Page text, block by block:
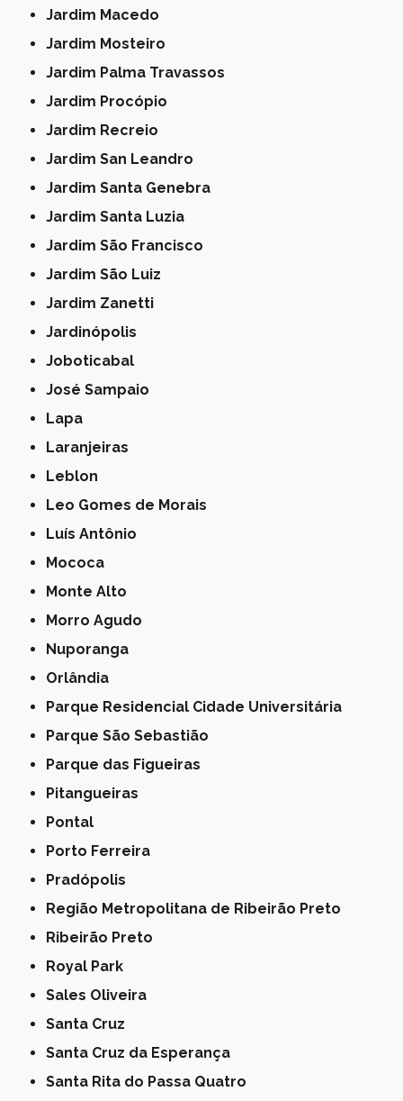
Jardim Macedo
Jardim Mosteiro
Jardim Palma Travassos
Jardim Procópio
Jardim Recreio
Jardim San Leandro
Jardim Santa Genebra
Jardim Santa Luzia
Jardim São Francisco
Jardim São Luiz
Jardim Zanetti
Jardinópolis
Joboticabal
José Sampaio
Lapa
Laranjeiras
Leblon
Leo Gomes de Morais
Luís Antônio
Mococa
Monte Alto
Morro Agudo
Nuporanga
Orlândia
Parque Residencial Cidade Universitária
Parque São Sebastião
Parque das Figueiras
Pitangueiras
Pontal
Porto Ferreira
Pradópolis
Região Metropolitana de Ribeirão Preto
Ribeirão Preto
Royal Park
Sales Oliveira
Santa Cruz
Santa Cruz da Esperança
Santa Rita do Passa Quatro